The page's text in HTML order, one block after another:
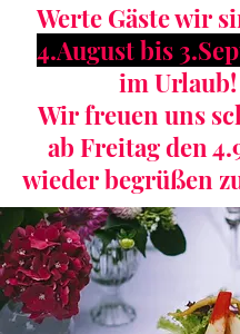
Werte Gäste wir
4.August bis
im Urlaub!
Wir freuen uns
ab Freitag den
wieder begrüßen